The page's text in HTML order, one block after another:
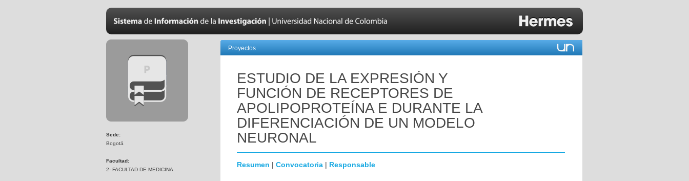
Sede:
Bogotá
Facultad:
2- FACULTAD DE MEDICINA
Proyectos
ESTUDIO DE LA EXPRESIÓN Y
FUNCIÓN DE RECEPTORES DE
APOLIPOPROTEÍNA E DURANTE LA
DIFERENCIACIÓN DE UN MODELO
NEURONAL
Resumen | Convocatoria | Responsable